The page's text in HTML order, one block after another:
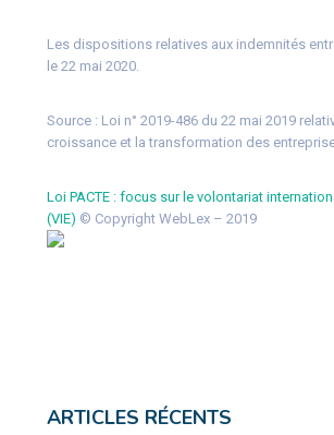
Les dispositions relatives aux indemnités
le 22 mai 2020.
Source : Loi n° 2019-486 du 22 mai 2019
croissance et la transformation des
Loi PACTE : focus sur le volontariat
(VIE) © Copyright WebLex – 2019
ARTICLES RÉCENTS